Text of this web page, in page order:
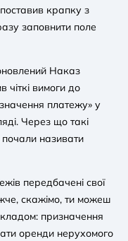
крапку з
заповнити поле
Наказ
чіткі вимоги до
платежу» у
Через що такі
почали називати
передбачені свої
скажімо, ти можеш
призначення
оренди нерухомого